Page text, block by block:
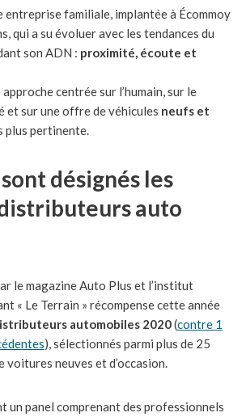
entreprise familiale, implantée à Écommoy
qui a su évoluer avec les tendances du
son ADN : proximité, écoute et
centrée sur l’humain, sur le
et sur une offre de véhicules neufs et
plus pertinente.
désignés les
auto
le magazine Auto Plus et l’institut
« Le Terrain » récompense cette année
automobiles 2020(contre 1
), sélectionnés parmi plus de 25
neuves et d’occasion.
un panel comprenant des professionnels